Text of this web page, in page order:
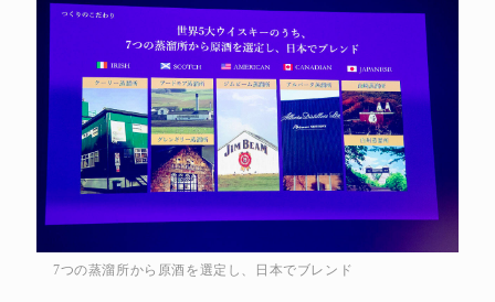
7つの蒸溜所から原酒を選定し、日本でブレンド